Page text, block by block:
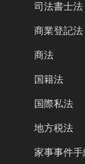
司法書士法
商業登記法
商法
国籍法
国際私法
地方税法
家事事件手